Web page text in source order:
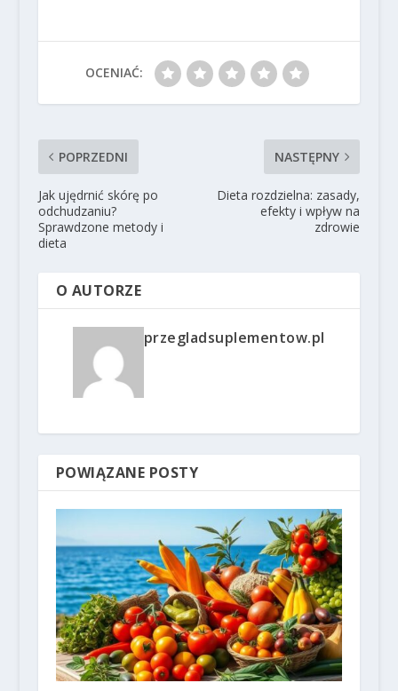
OCENIAĆ:
POPRZEDNI
Jak ujędrnić skórę po
odchudzaniu?
Sprawdzone metody i
dieta
NASTĘPNY
Dieta rozdzielna: zasady,
efekty i wpływ na
zdrowie
O AUTORZE
przegladsuplementow.pl
POWIĄZANE POSTY